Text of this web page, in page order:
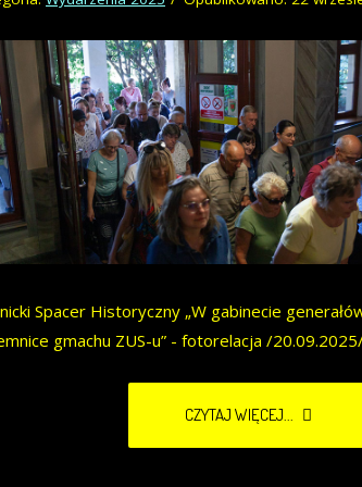
Spacer Historyczny „W gabinecie
gmachu ZUS-u” - fotorelacja /
CZYTAJ WIĘCEJ...